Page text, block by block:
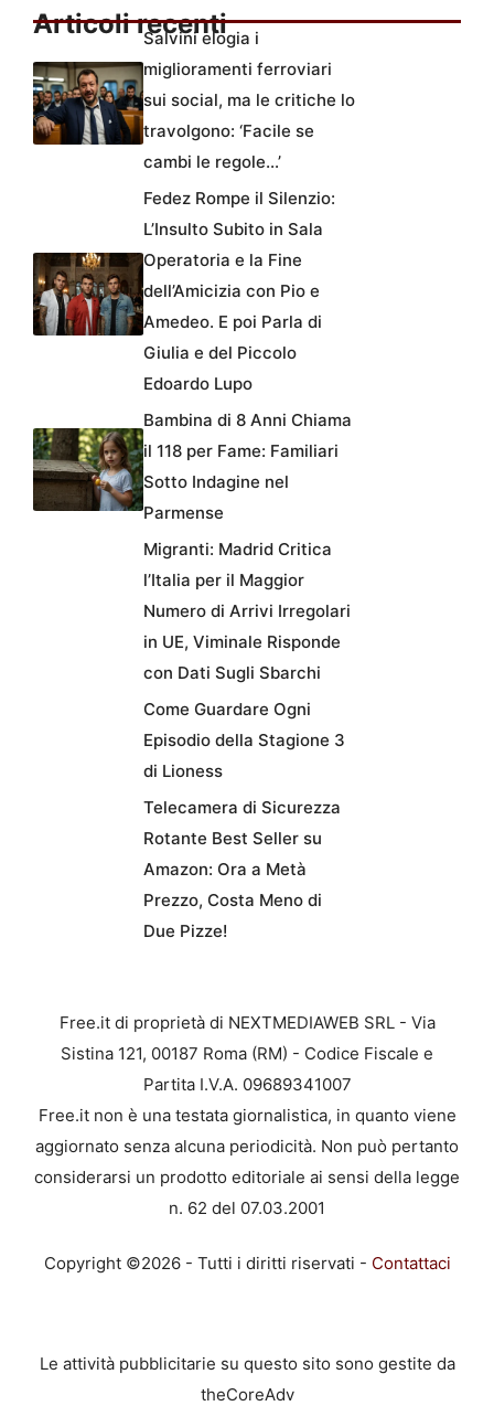
Articoli recenti
Salvini elogia i
miglioramenti ferroviari
sui social, ma le critiche lo
travolgono: ‘Facile se
cambi le regole…’
Fedez Rompe il Silenzio:
L’Insulto Subito in Sala
Operatoria e la Fine
dell’Amicizia con Pio e
Amedeo. E poi Parla di
Giulia e del Piccolo
Edoardo Lupo
Bambina di 8 Anni Chiama
il 118 per Fame: Familiari
Sotto Indagine nel
Parmense
Migranti: Madrid Critica
l’Italia per il Maggior
Numero di Arrivi Irregolari
in UE, Viminale Risponde
con Dati Sugli Sbarchi
Come Guardare Ogni
Episodio della Stagione 3
di Lioness
Telecamera di Sicurezza
Rotante Best Seller su
Amazon: Ora a Metà
Prezzo, Costa Meno di
Due Pizze!
Free.it di proprietà di NEXTMEDIAWEB SRL - Via
Sistina 121, 00187 Roma (RM) - Codice Fiscale e
Partita I.V.A. 09689341007
Free.it non è una testata giornalistica, in quanto viene
aggiornato senza alcuna periodicità. Non può pertanto
considerarsi un prodotto editoriale ai sensi della legge
n. 62 del 07.03.2001
Copyright ©2026 - Tutti i diritti riservati - Contattaci
Le attività pubblicitarie su questo sito sono gestite da
theCoreAdv